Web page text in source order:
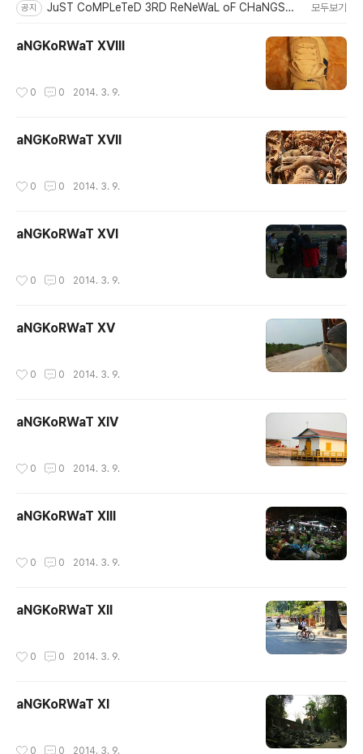
공지 JuST CoMPLeTeD 3RD ReNeWaL oF CHaNGSToRy 모두보기
aNGKoRWaT XVIII
0 0 2014. 3. 9.
aNGKoRWaT XVII
0 0 2014. 3. 9.
aNGKoRWaT XVI
0 0 2014. 3. 9.
aNGKoRWaT XV
0 0 2014. 3. 9.
aNGKoRWaT XIV
0 0 2014. 3. 9.
aNGKoRWaT XIII
0 0 2014. 3. 9.
aNGKoRWaT XII
0 0 2014. 3. 9.
aNGKoRWaT XI
0 0 2014. 3. 9.